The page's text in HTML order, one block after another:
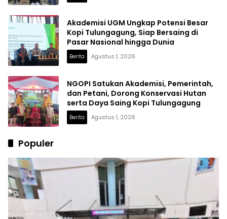
Akademisi UGM Ungkap Potensi Besar
Kopi Tulungagung, Siap Bersaing di
Pasar Nasional hingga Dunia
Berita Agustus 1, 2026
NGOPI Satukan Akademisi, Pemerintah,
dan Petani, Dorong Konservasi Hutan
serta Daya Saing Kopi Tulungagung
Berita Agustus 1, 2026
Populer